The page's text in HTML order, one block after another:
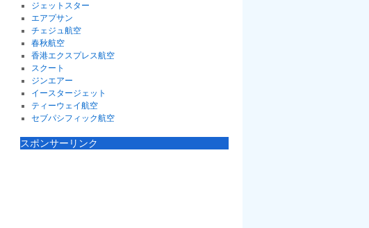
ジェットスター
エアプサン
チェジュ航空
春秋航空
香港エクスプレス航空
スクート
ジンエアー
イースタージェット
ティーウェイ航空
セブパシフィック航空
スポンサーリンク